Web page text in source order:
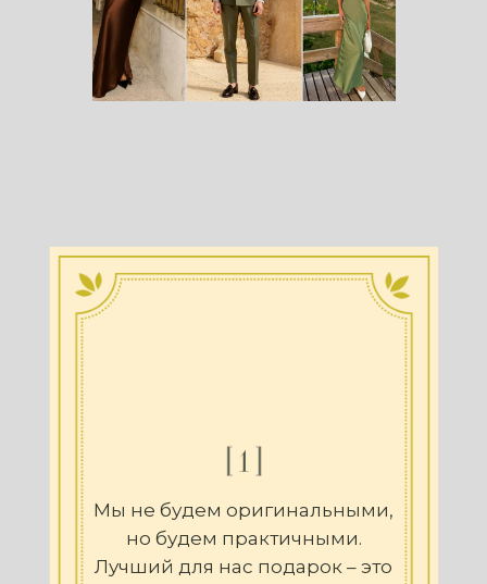
Мы не будем оригинальными,
но будем практичными.
Лучший для нас подарок – это